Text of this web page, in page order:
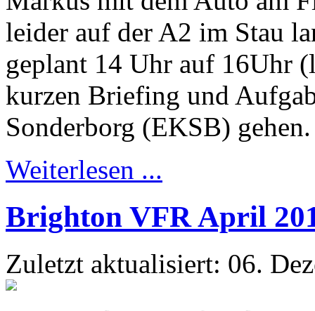
leider auf der A2 im Stau
geplant 14 Uhr auf 16Uhr
kurzen Briefing und
Sonderborg (EKSB) gehen.
Weiterlesen ...
Brighton VFR April
Zuletzt aktualisiert: 06.